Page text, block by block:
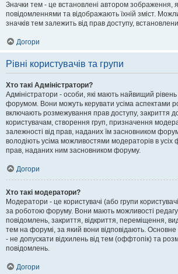
Значки тем - це встановлені автором зображення,
повідомленнями та відображають їхній зміст.
значків тем залежить від прав доступу,
Догори
Рівні користувачів та групи
Хто такі Адміністратори?
Адміністратори - особи, які мають найвищий
форумом. Вони можуть керувати усіма аспектами
включають розмежування прав доступу, закриття
користувачам, створення груп, призначення
залежності від прав, наданих їм засновником
володіють усіма можливостями модераторів в
прав, наданих ним засновником форуму.
Догори
Хто такі модератори?
Модератори - це користувачі (або групи
за роботою форуму. Вони мають можливості
повідомлень, закриття, відкриття, переміщення,
тем на форумі, за який вони відповідають.
- не допускати відхилень від тем (оффтопік) та
повідомлень.
Догори